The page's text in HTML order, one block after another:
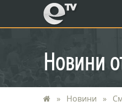
eTV
Новини
Новини